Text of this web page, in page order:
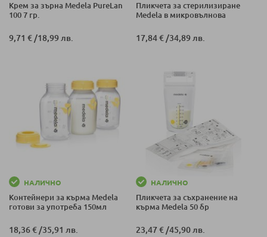
Крем за зърна Medela PureLan
100 7 гр.
9,71 € /18,99 лв.
Пликчета за стерилизиране
Medela в микровълнова
17,84 € /34,89 лв.
НАЛИЧНО
Контейнери за кърма Medela
готови за употреба 150мл
18,36 € /35,91 лв.
НАЛИЧНО
Пликчета за съхранение на
кърма Medela 50 бр
23,47 € /45,90 лв.